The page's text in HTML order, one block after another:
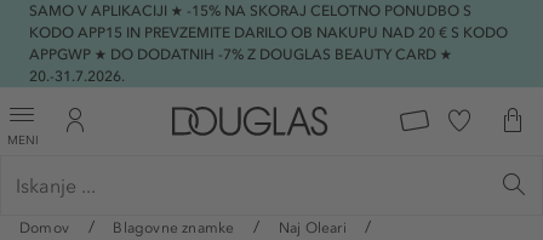
SAMO V APLIKACIJI ★ -15% NA SKORAJ CELOTNO PONUDBO S
KODO APP15 IN PREVZEMITE DARILO OB NAKUPU NAD 20 € S KODO
APPGWP ★ DO DODATNIH -7% Z DOUGLAS BEAUTY CARD ★
20.-31.7.2026.
MENI
Domov Blagovne znamke
Naj Oleari